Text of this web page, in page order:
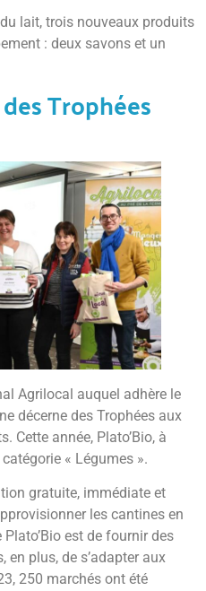
lait, trois nouveaux produits
: deux savons et un
Trophées
Agrilocal auquel adhère le
décerne des Trophées aux
Cette année, Plato’Bio, à
« Légumes ».
gratuite, immédiate et
les cantines en
est de fournir des
plus, de s’adapter aux
250 marchés ont été